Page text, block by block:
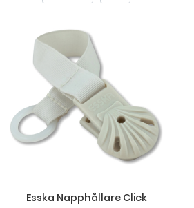
Esska Napphållare Click